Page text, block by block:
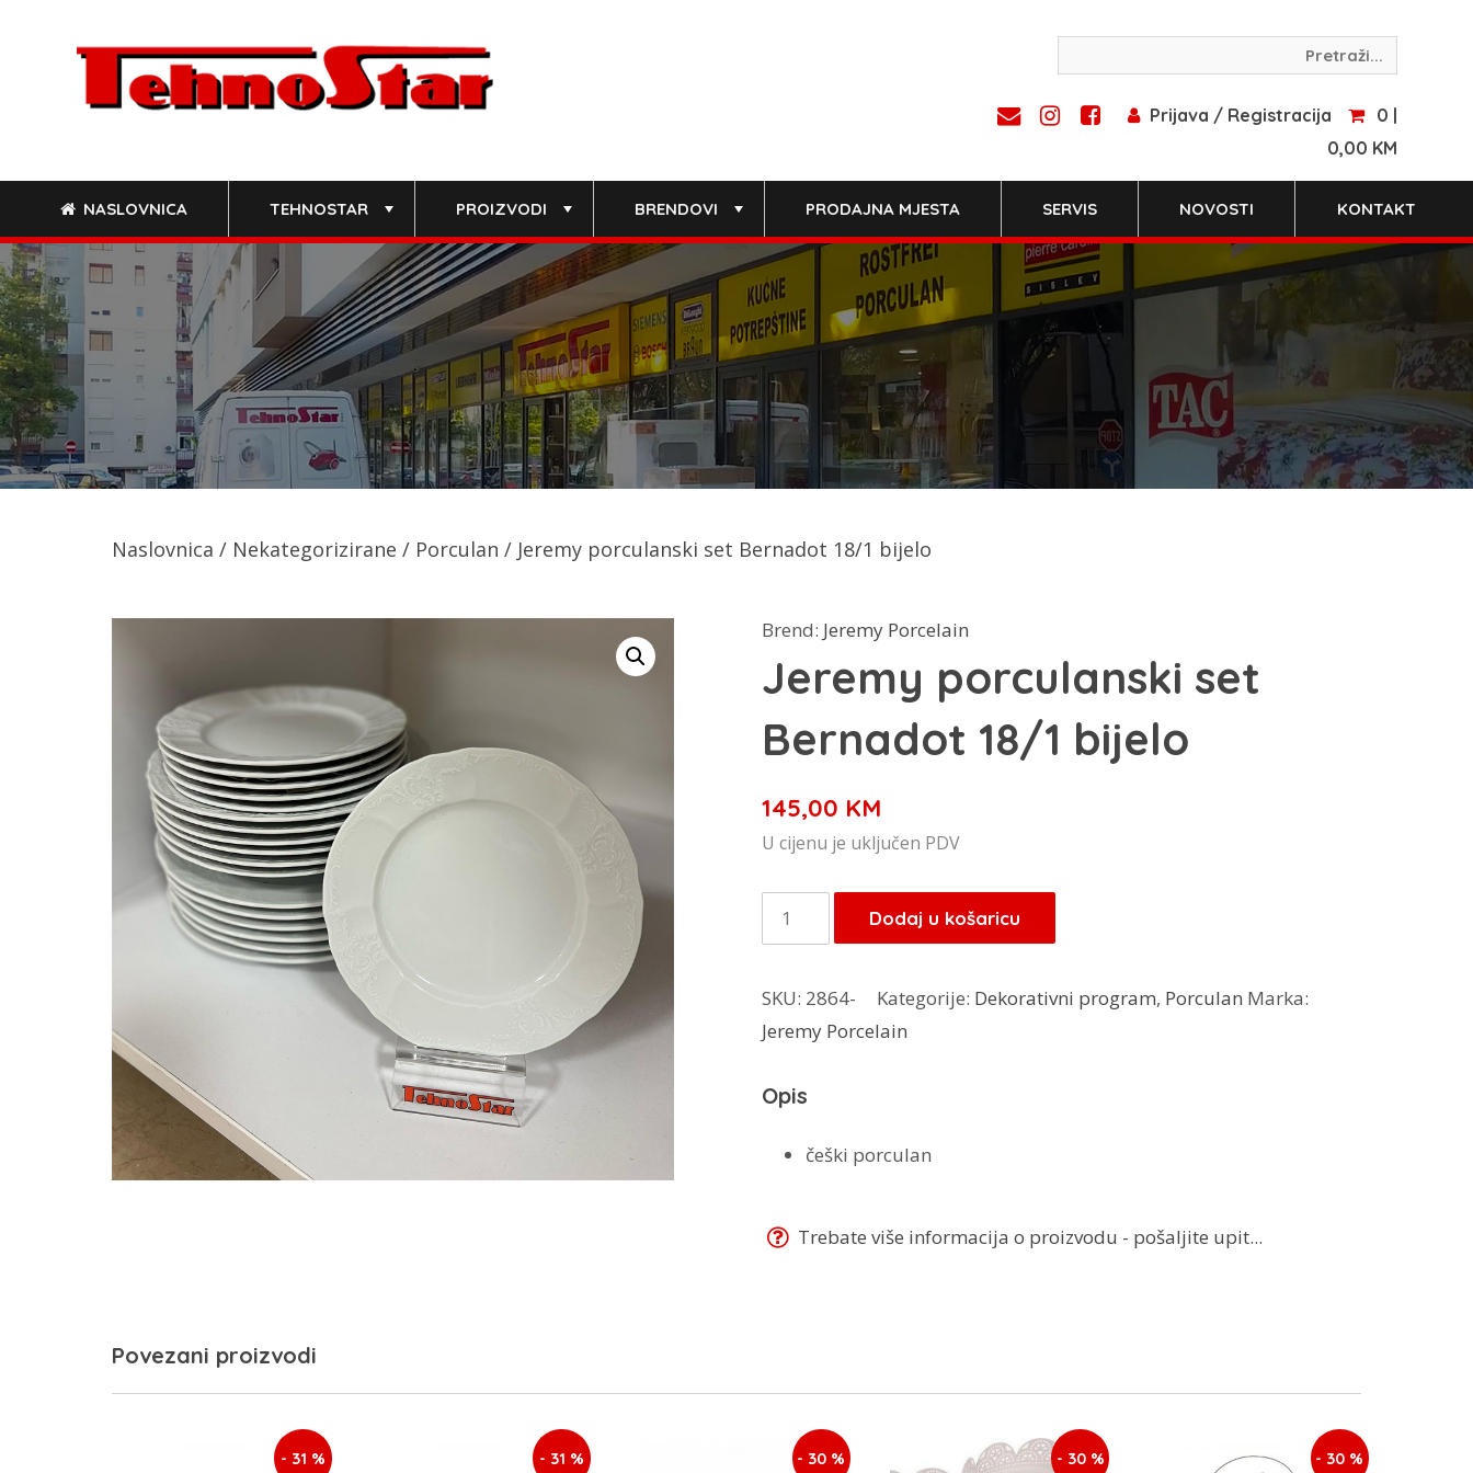
Prijava / Registracija
0 |
0,00 KM
NASLOVNICA TEHNOSTAR PROIZVODI BRENDOVI PRODAJNA MJESTA SERVIS NOVOSTI KONTAKT
Naslovnica / Nekategorizirane / Porculan / Jeremy porculanski set Bernadot 18/1 bijelo
Brend: Jeremy Porcelain
Jeremy porculanski set
Bernadot 18/1 bijelo
145,00 KM
U cijenu je uključen PDV
Jeremy
porculanski
Bernadot
18/1
količina
Dodaj u košaricu
SKU: 2864- Kategorije: Dekorativni program, Porculan Marka:
Jeremy Porcelain
Opis
češki porculan
Trebate više informacija o proizvodu - pošaljite upit...
Povezani proizvodi
- 31 % - 31 % - 30 % - 30 % - 30 %